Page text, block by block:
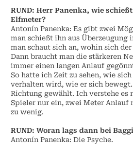
RUND: Herr Panenka, wie
Elfmeter?
Antonín Panenka: Es gibt zwei
man schießt ihn aus Überzeugung
man schaut sich an, wohin sich
Dann braucht man die stärkeren
immer einen langen Anlauf
So hatte ich Zeit zu sehen, wie
verhalten wird, wie er sich
Richtung gewählt. Ich verstehe es
Spieler nur ein, zwei Meter Anlauf
zu wenig.
RUND: Woran lags dann bei
Antonín Panenka: Die Psyche.